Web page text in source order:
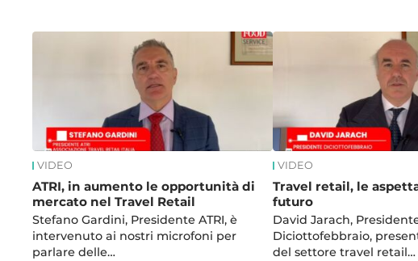
VIDEO
ATRI, in aumento le opportunità di
mercato nel Travel Retail
Stefano Gardini, Presidente ATRI, è
intervenuto ai nostri microfoni per
parlare delle…
VIDEO
Travel retail, le
futuro
David Jarach,
Diciottofebbraio,
del settore travel retail…